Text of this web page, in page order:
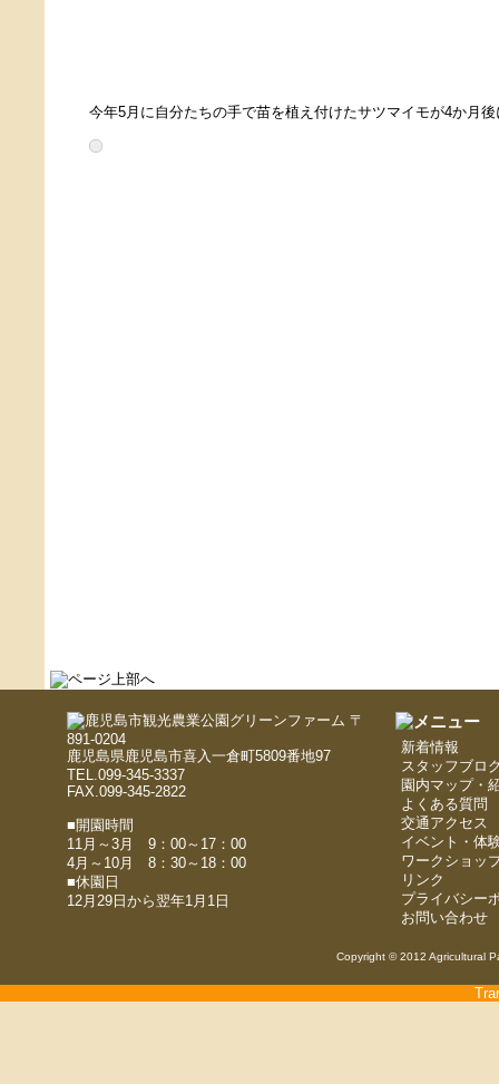
今年5月に自分たちの手で苗を植え付けたサツマイモが4か月
〒
891-0204
鹿児島県鹿児島市喜入一倉町5809番地97
TEL.099-345-3337
FAX.099-345-2822
■開園時間
11月～3月 9：00～17：00
4月～10月 8：30～18：00
■休園日
12月29日から翌年1月1日
新着情報
スタッフブロ
園内マップ・
よくある質問
交通アクセス
イベント・体
ワークショッ
リンク
プライバシー
お問い合わせ
Copyright © 2012 Agricultural